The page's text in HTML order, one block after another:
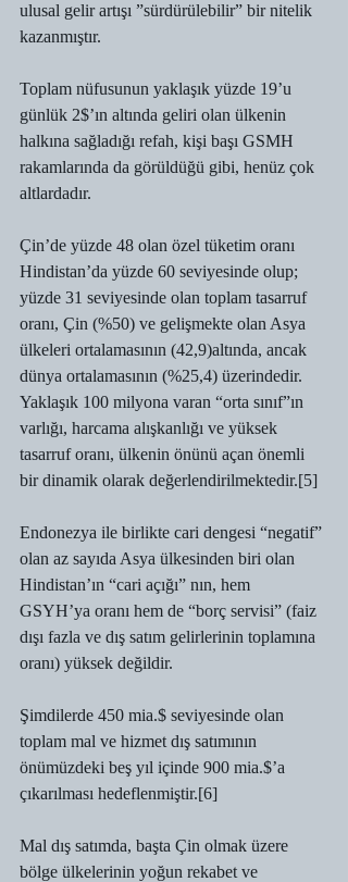
ulusal gelir artışı ”sürdürülebilir” bir nitelik
kazanmıştır.
Toplam nüfusunun yaklaşık yüzde 19’u
günlük 2$’ın altında geliri olan ülkenin
halkına sağladığı refah, kişi başı GSMH
rakamlarında da görüldüğü gibi, henüz çok
altlardadır.
Çin’de yüzde 48 olan özel tüketim oranı
Hindistan’da yüzde 60 seviyesinde olup;
yüzde 31 seviyesinde olan toplam tasarruf
oranı, Çin (%50) ve gelişmekte olan Asya
ülkeleri ortalamasının (42,9)altında, ancak
dünya ortalamasının (%25,4) üzerindedir.
Yaklaşık 100 milyona varan “orta sınıf”ın
varlığı, harcama alışkanlığı ve yüksek
tasarruf oranı, ülkenin önünü açan önemli
bir dinamik olarak değerlendirilmektedir.[5]
Endonezya ile birlikte cari dengesi “negatif”
olan az sayıda Asya ülkesinden biri olan
Hindistan’ın “cari açığı” nın, hem
GSYH’ya oranı hem de “borç servisi” (faiz
dışı fazla ve dış satım gelirlerinin toplamına
oranı) yüksek değildir.
Şimdilerde 450 mia.$ seviyesinde olan
toplam mal ve hizmet dış satımının
önümüzdeki beş yıl içinde 900 mia.$’a
çıkarılması hedeflenmiştir.[6]
Mal dış satımda, başta Çin olmak üzere
bölge ülkelerinin yoğun rekabet ve